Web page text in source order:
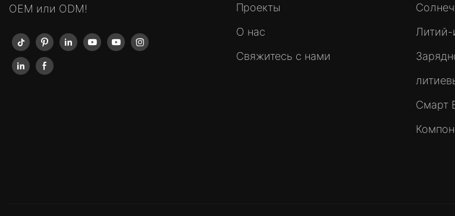
OEM или ODM!
Проекты
О нас
Свяжитесь с нами
Литий-
Смарт